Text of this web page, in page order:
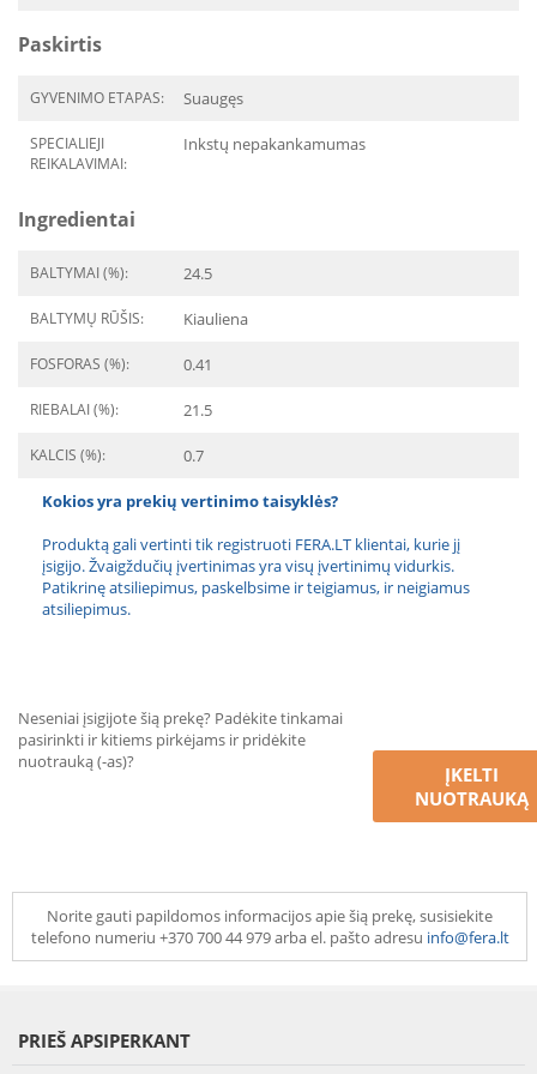
Paskirtis
GYVENIMO ETAPAS: Suaugęs
SPECIALIEJI
REIKALAVIMAI:
Inkstų nepakankamumas
Ingredientai
BALTYMAI (%): 24.5
BALTYMŲ RŪŠIS: Kiauliena
FOSFORAS (%): 0.41
RIEBALAI (%): 21.5
KALCIS (%): 0.7
Kokios yra prekių vertinimo taisyklės?
Produktą gali vertinti tik registruoti FERA.LT klientai, kurie jį
įsigijo. Žvaigždučių įvertinimas yra visų įvertinimų vidurkis.
Patikrinę atsiliepimus, paskelbsime ir teigiamus, ir neigiamus
atsiliepimus.
Neseniai įsigijote šią prekę? Padėkite tinkamai
pasirinkti ir kitiems pirkėjams ir pridėkite
nuotrauką (-as)?
ĮKELTI
NUOTRAUKĄ
Norite gauti papildomos informacijos apie šią prekę, susisiekite
telefono numeriu +370 700 44 979 arba el. pašto adresu info@fera.lt
PRIEŠ APSIPERKANT